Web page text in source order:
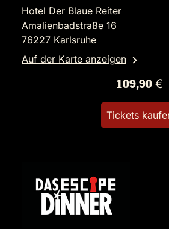
Hotel Der Blaue Reiter
Amalienbadstraße 16
76227 Karlsruhe
Auf der Karte anzeigen
109,90 €
Tickets